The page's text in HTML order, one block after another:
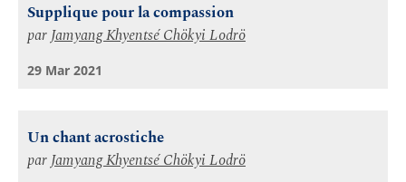
Supplique pour la compassion
par Jamyang Khyentsé Chökyi Lodrö
29 Mar 2021
Un chant acrostiche
par Jamyang Khyentsé Chökyi Lodrö